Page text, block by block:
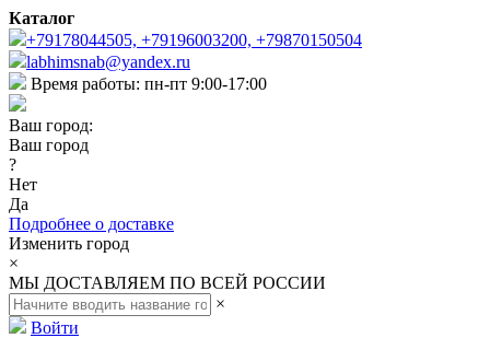
Каталог
+79178044505, +79196003200, +79870150504
labhimsnab@yandex.ru
Время работы: пн-пт 9:00-17:00
Ваш город:
Ваш город
?
Нет
Да
Подробнее о доставке
Изменить город
×
МЫ ДОСТАВЛЯЕМ ПО ВСЕЙ РОССИИ
×
Войти